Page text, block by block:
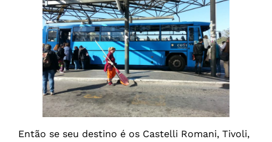
Então se seu destino é os Castelli Romani, Tivoli,